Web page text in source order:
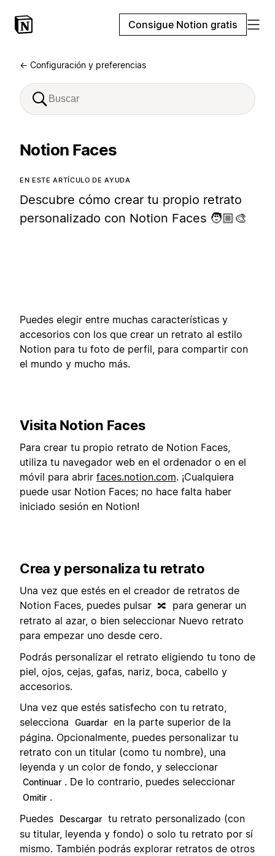
Consigue Notion gratis
← Configuración y preferencias
Notion Faces
EN ESTE ARTÍCULO DE AYUDA
Descubre cómo crear tu propio retrato
personalizado con Notion Faces 🧑🏼‍🎨
Puedes elegir entre muchas características y
accesorios con los que crear un retrato al estilo
Notion para tu foto de perfil, para compartir con
el mundo y mucho más.
Visita Notion Faces
Para crear tu propio retrato de Notion Faces,
utiliza tu navegador web en el ordenador o en el
móvil para abrir faces.notion.com. ¡Cualquiera
puede usar Notion Faces; no hace falta haber
iniciado sesión en Notion!
Crea y personaliza tu retrato
Una vez que estés en el creador de retratos de
Notion Faces, puedes pulsar 🔀
para generar un
retrato al azar, o bien seleccionar Nuevo retrato
para empezar uno desde cero.
Podrás personalizar el retrato eligiendo tu tono de
piel, ojos, cejas, gafas, nariz, boca, cabello y
accesorios.
Una vez que estés satisfecho con tu retrato,
selecciona
Guardar en la parte superior de la
página. Opcionalmente, puedes personalizar tu
retrato con un titular (como tu nombre), una
leyenda y un color de fondo, y seleccionar
Continuar . De lo contrario, puedes seleccionar
Omitir .
Puedes
Descargar tu retrato personalizado (con
su titular, leyenda y fondo) o solo tu retrato por sí
mismo. También podrás explorar retratos de otros